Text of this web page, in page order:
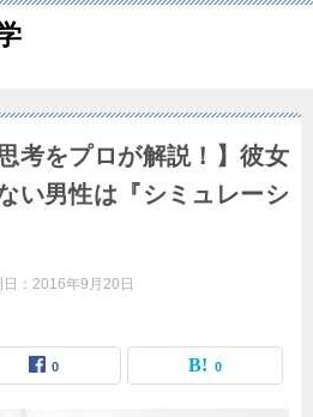
考をプロが解説！】彼女
い男性は『シミュレーシ
： 2016年9月20日
0 0